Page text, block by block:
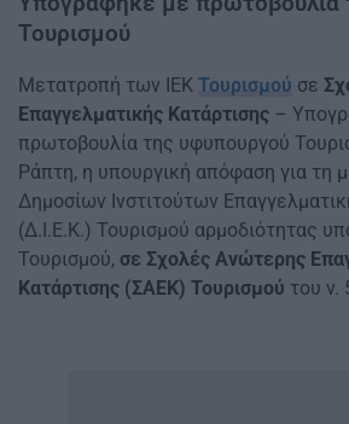
Τουρισμού
Μετατροπή των IEK Τουρισμού σε
Επαγγελματικής Κατάρτισης –
πρωτοβουλία της υφυπουργού
Ράπτη, η υπουργική απόφαση για τη
Δημοσίων Ινστιτούτων
(Δ.Ι.Ε.Κ.) Τουρισμού αρμοδιότητας
Τουρισμού, σε Σχολές Ανώτερης
Κατάρτισης (ΣΑΕΚ) Τουρισμού του ν.